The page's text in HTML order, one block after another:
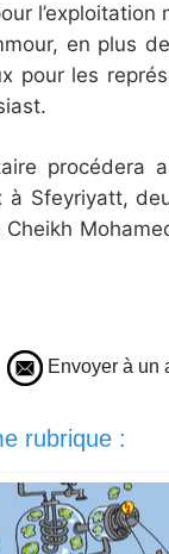
en plus
pour les
procédera
à Sfeyriyatt,
Cheikh
Envoyer à un
rubrique :